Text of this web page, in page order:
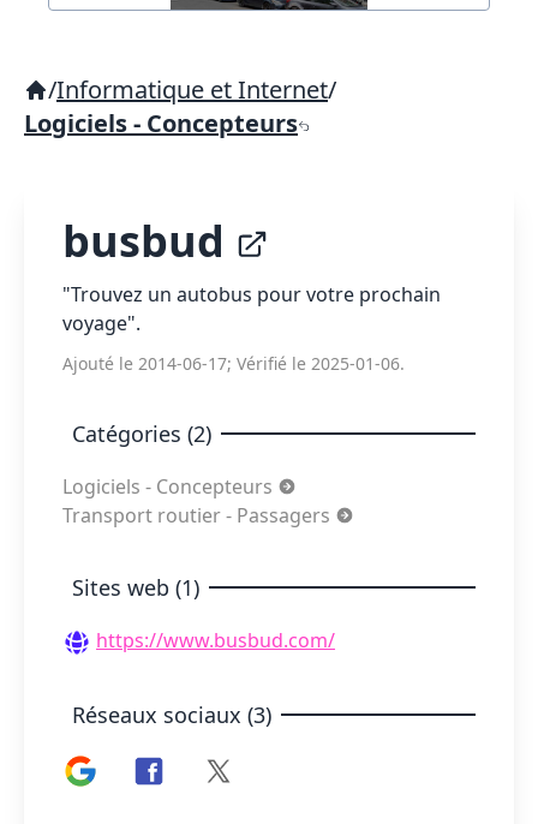
/Informatique et Internet/
Logiciels - Concepteurs
busbud
"Trouvez un autobus pour votre prochain
voyage".
Ajouté le 2014-06-17; Vérifié le 2025-01-06.
Catégories (2)
Logiciels - Concepteurs
Transport routier - Passagers
Sites web (1)
https://www.busbud.com/
Réseaux sociaux (3)